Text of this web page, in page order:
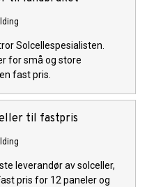
Solcellespesialisten.
for små og store
fast pris.
til fastpris
leverandør av solceller,
pris for 12 paneler og